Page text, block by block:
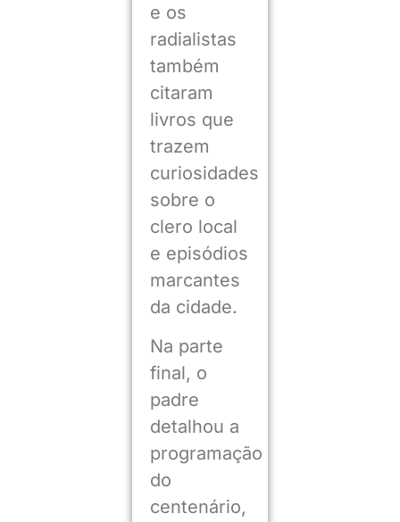
e os
radialistas
também
citaram
livros que
trazem
curiosidades
sobre o
clero local
e episódios
marcantes
da cidade.
Na parte
final, o
padre
detalhou a
programação
do
centenário,